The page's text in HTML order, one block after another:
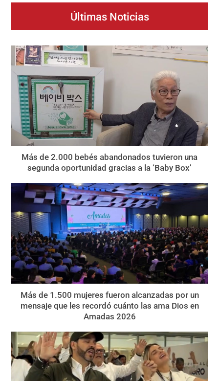
Últimas Noticias
Más de 2.000 bebés abandonados tuvieron una
segunda oportunidad gracias a la ‘Baby Box’
Más de 1.500 mujeres fueron alcanzadas por un
mensaje que les recordó cuánto las ama Dios en
Amadas 2026